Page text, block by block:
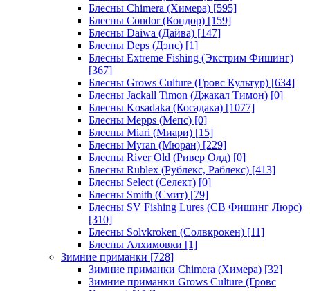
Блесны Chimera (Химера) [595]
Блесны Condor (Кондор) [159]
Блесны Daiwa (Дайва) [147]
Блесны Deps (Дэпс) [1]
Блесны Extreme Fishing (Экстрим Фишинг)
[367]
Блесны Grows Culture (Гровс Культур) [634]
Блесны Jackall Timon (Джакал Тимон) [0]
Блесны Kosadaka (Косадака) [1077]
Блесны Mepps (Мепс) [0]
Блесны Miari (Миари) [15]
Блесны Myran (Мюран) [229]
Блесны River Old (Ривер Олд) [0]
Блесны Rublex (Рублекс, Раблекс) [413]
Блесны Select (Селект) [0]
Блесны Smith (Смит) [79]
Блесны SV Fishing Lures (СВ Фишинг Люрс)
[310]
Блесны Solvkroken (Солвкрокен) [11]
Блесны Алхимовки [1]
Зимние приманки [728]
Зимние приманки Chimera (Химера) [32]
Зимние приманки Grows Culture (Гровс